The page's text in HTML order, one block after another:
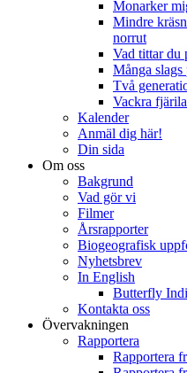
Monarker
Mindre
norrut
Vad tittar du
Många
Två
Vackra
Kalender
Anmäl dig här!
Din sida
Om oss
Bakgrund
Vad gör vi
Filmer
Årsrapporter
Biogeografisk
Nyhetsbrev
In English
Butterfly
Kontakta oss
Övervakningen
Rapportera
Rapportera